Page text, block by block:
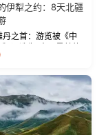
伊犁之约：8天北疆
丹之首：游览被《中
一名的克拉玛依魔鬼
落——禾木村，欣赏